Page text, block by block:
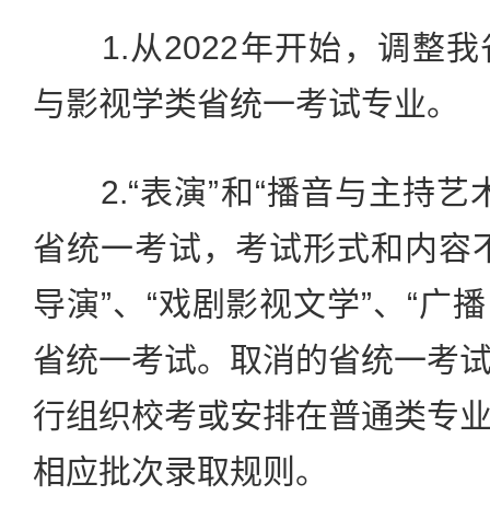
1.从2022年开始，调整我
与影视学类省统一考试专业。
2.“表演”和“播音与主持艺
省统一考试，考试形式和内容
导演”、“戏剧影视文学”、“广
省统一考试。取消的省统一考
行组织校考或安排在普通类专
相应批次录取规则。